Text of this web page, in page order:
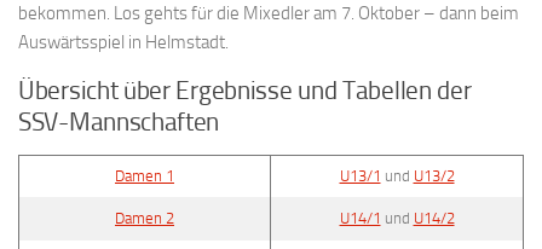
bekommen. Los gehts für die Mixedler am 7. Oktober – dann beim
Auswärtsspiel in Helmstadt.
Übersicht über Ergebnisse und Tabellen der
SSV-Mannschaften
Damen 1 U13/1 und U13/2
Damen 2 U14/1 und U14/2